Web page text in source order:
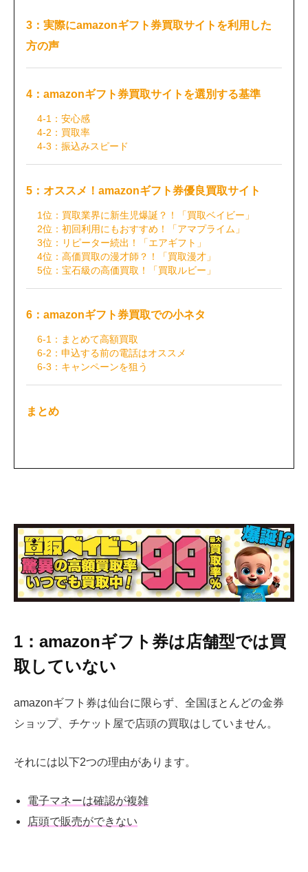
3：実際にamazonギフト券買取サイトを利用した
方の声
4：amazonギフト券買取サイトを選別する基準
4-1：安心感
4-2：買取率
4-3：振込みスピード
5：オススメ！amazonギフト券優良買取サイト
1位：買取業界に新生児爆誕？！「買取ベイビー」
2位：初回利用にもおすすめ！「アマプライム」
3位：リピーター続出！「エアギフト」
4位：高価買取の漫才師？！「買取漫才」
5位：宝石級の高価買取！「買取ルビー」
6：amazonギフト券買取での小ネタ
6-1：まとめて高額買取
6-2：申込する前の電話はオススメ
6-3：キャンペーンを狙う
まとめ
1：amazonギフト券は店舗型では買
取していない
amazonギフト券は仙台に限らず、全国ほとんどの金券
ショップ、チケット屋で店頭の買取はしていません。
それには以下2つの理由があります。
電子マネーは確認が複雑
店頭で販売ができない